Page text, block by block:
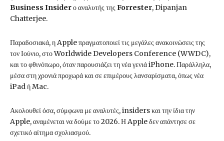
Business Insiderο αναλυτής της Forrester, Dipanjan
Chatterjee.
Παραδοσιακά, η Apple πραγματοποιεί τις μεγάλες ανακοινώσεις της
τον Ιούνιο, στο Worldwide Developers Conference (WWDC),
και το φθινόπωρο, όταν παρουσιάζει τη νέα γενιά iPhone. Παράλληλα,
μέσα στη χρονιά προχωρά και σε επιμέρους λανσαρίσματα, όπως νέα
iPad ή Mac.
Ακολουθεί όσα, σύμφωνα με αναλυτές, insiders και την ίδια την
Apple, αναμένεται να δούμε το 2026. Η Apple δεν απάντησε σε
σχετικό αίτημα σχολιασμού.